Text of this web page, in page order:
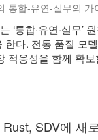
통합-유연-실무의 가
‘통합·유연·실무’
한다. 전통 품질 모
적응성을 함께 확보
SDV에 새